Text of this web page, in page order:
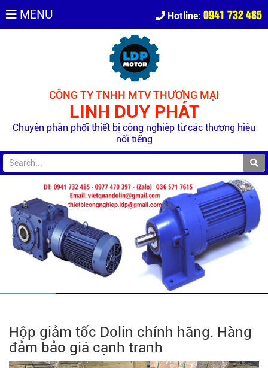
MENU Hotline: 0941 732 485
CÔNG TY TNHH MTV THƯƠNG MẠI
LINH DUY PHÁT
Chuyên phân phối thiết bị công nghiệp từ các thương hiệu
nổi tiếng
Hộp giảm tốc Dolin chính hãng. Hàng
đảm bảo giá cạnh tranh